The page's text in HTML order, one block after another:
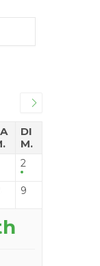
DI
M.
2
9